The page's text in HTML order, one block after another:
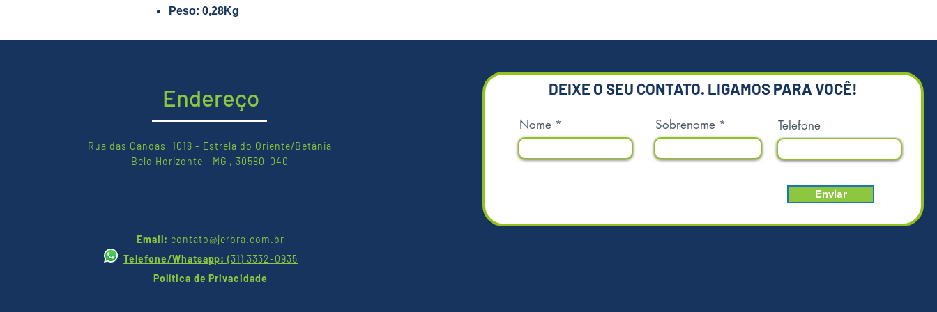
Peso: 0,28Kg
Endereço
Rua das Canoas, 1018 - Estrela do Oriente/Betânia
Belo Horizonte – MG , 30580-040
Email: contato@jerbra.com.br
Telefone/Whatsapp:(31) 3332-0935
Política de Privacidade
DEIXE O SEU CONTATO. LIGAMOS PARA VOCÊ!
Nome Sobrenome Telefone
Enviar